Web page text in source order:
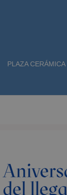
PLAZA CERÁMICA